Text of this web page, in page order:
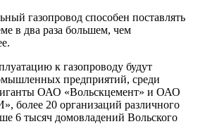
газопровод способен поставлять
в два раза большем, чем
к газопроводу будут
предприятий, среди
ОАО «Вольскцемент» и ОАО
более 20 организаций различного
6 тысяч домовладений Вольского